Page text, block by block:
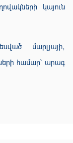
կայուն
մարլյայի,
համար՝ արագ